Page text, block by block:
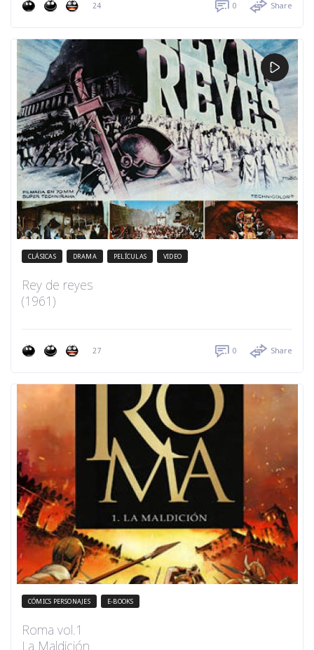
24 0 Share
CLÁSICAS DRAMA PELÍCULAS VIDEO
Rey de reyes
(1961)
27 0 Share
CÓMICS PERSONAJES E-BOOKS
Roma vol.1
La Maldición